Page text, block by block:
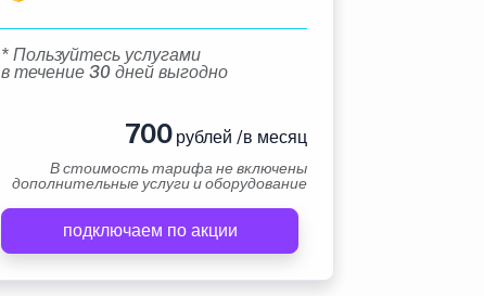
* Пользуйтесь услугами
в течение 30 дней выгодно
700рублей /в месяц
В стоимость тарифа не включены
дополнительные услуги и оборудование
подключаем по акции